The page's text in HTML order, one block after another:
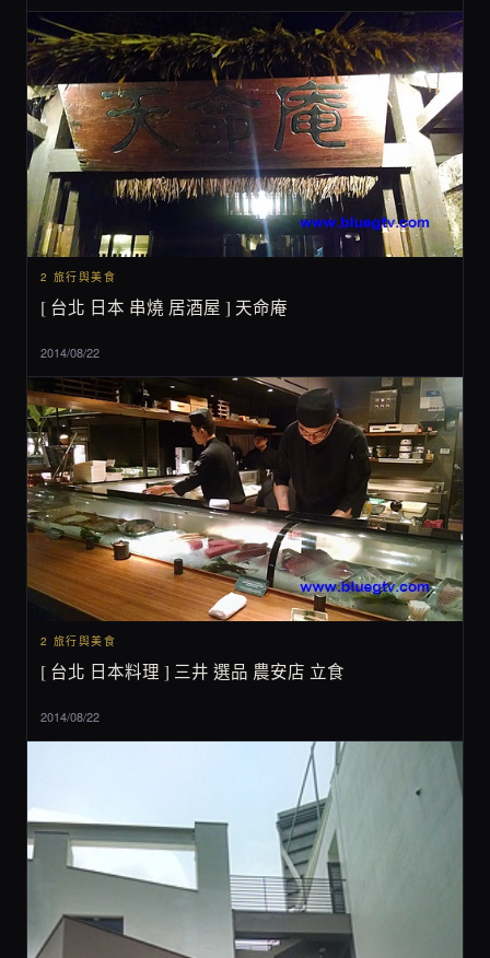
2 旅行與美食
[ 台北 日本 串燒 居酒屋 ] 天命庵
2014/08/22
2 旅行與美食
[ 台北 日本料理 ] 三井 選品 農安店 立食
2014/08/22